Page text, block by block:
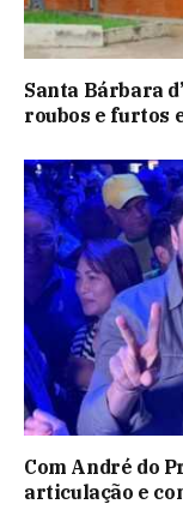
Santa Bárbara
roubos e furtos
Com André do
articulação e